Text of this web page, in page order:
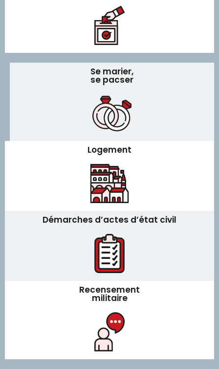
Se marier,
se pacser
Logement
Démarches d’actes d’état civil
Recensement
militaire